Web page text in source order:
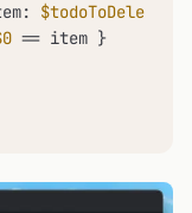
$todoToDelete
== item }